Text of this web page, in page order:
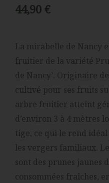
44,90 €
La mirabelle de Nancy
fruitier de la variété
de Nancy’. Originaire
cultivé pour ses fruits
arbre fruitier atteint
d’environ 3 à 4 mètres
tige, ce qui le rend
les vergers familiaux.
sont des prunes jaunes
consommées fraîches,